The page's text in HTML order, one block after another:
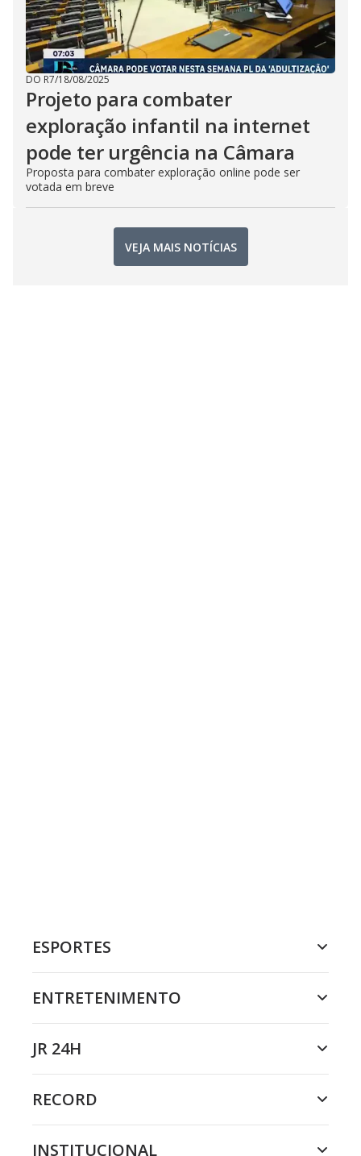
DO R7/18/08/2025
Projeto para combater
exploração infantil na internet
pode ter urgência na Câmara
Proposta para combater exploração online pode ser
votada em breve
VEJA MAIS NOTÍCIAS
ESPORTES
ENTRETENIMENTO
JR 24H
RECORD
INSTITUCIONAL